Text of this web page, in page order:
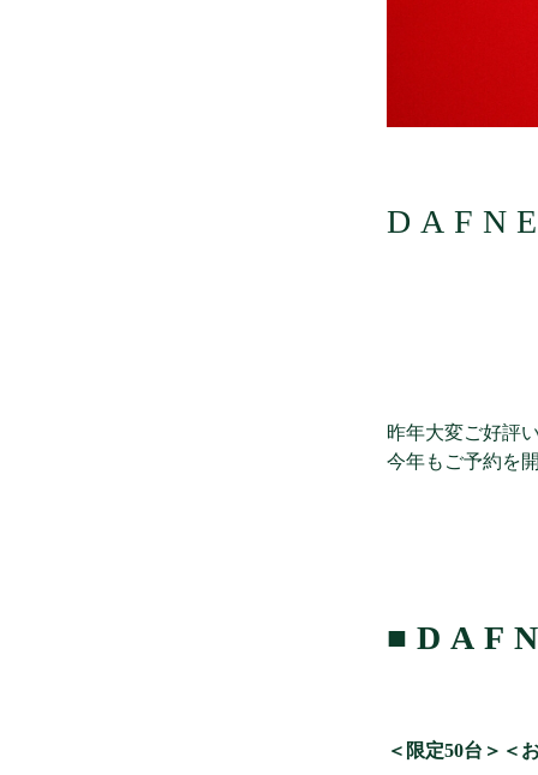
昨年大変ご好評
今年もご予約を
＜限定50台＞＜